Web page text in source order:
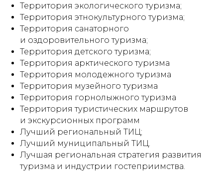
Территория экологического туризма;
Территория этнокультурного туризма;
Территория санаторного
и оздоровительного туризма;
Территория детского туризма;
Территория арктического туризма
Территория молодежного туризма
Территория музейного туризма
Территория горнолыжного туризма
Территория туристических маршрутов
и экскурсионных программ
Лучший региональный ТИЦ;
Лучший муниципальный ТИЦ.
Лучшая региональная стратегия развития
туризма и индустрии гостеприимства.